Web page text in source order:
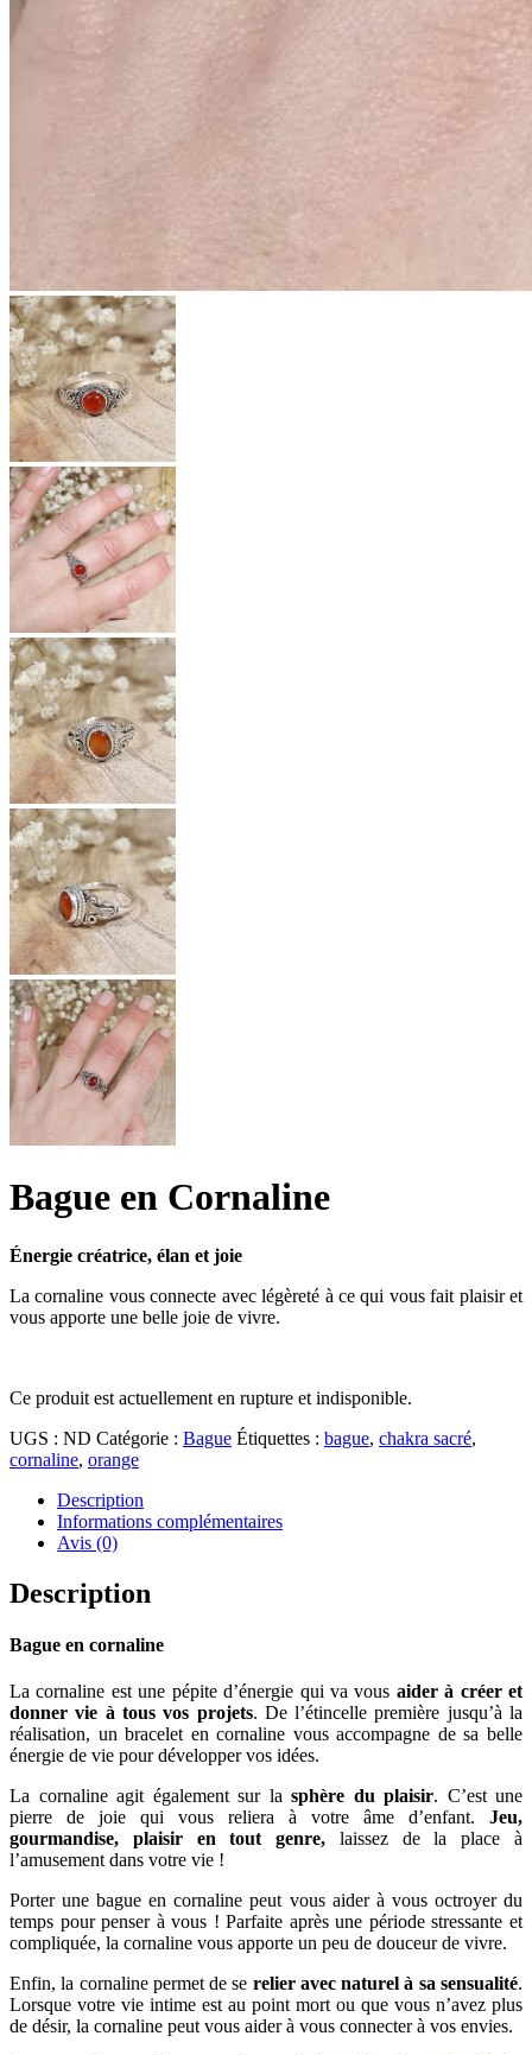
Bague en Cornaline
Énergie créatrice, élan et joie
La cornaline vous connecte avec légèreté à ce qui vous fait plaisir et
vous apporte une belle joie de vivre.
Ce produit est actuellement en rupture et indisponible.
UGS : ND Catégorie : Bague Étiquettes : bague, chakra sacré,
cornaline, orange
Description
Informations complémentaires
Avis (0)
Description
Bague en cornaline
La cornaline est une pépite d’énergie qui va vous aider à créer et
donner vie à tous vos projets. De l’étincelle première jusqu’à la
réalisation, un bracelet en cornaline vous accompagne de sa belle
énergie de vie pour développer vos idées.
La cornaline agit également sur la sphère du plaisir. C’est une
pierre de joie qui vous reliera à votre âme d’enfant. Jeu,
gourmandise, plaisir en tout genre, laissez de la place à
l’amusement dans votre vie !
Porter une bague en cornaline peut vous aider à vous octroyer du
temps pour penser à vous ! Parfaite après une période stressante et
compliquée, la cornaline vous apporte un peu de douceur de vivre.
Enfin, la cornaline permet de se relier avec naturel à sa sensualité.
Lorsque votre vie intime est au point mort ou que vous n’avez plus
de désir, la cornaline peut vous aider à vous connecter à vos envies.